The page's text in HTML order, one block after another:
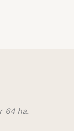
64 ha.